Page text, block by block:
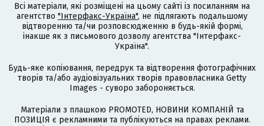
Всі матеріали, які розміщені на цьому сайті із посиланням на
агентство "Інтерфакс-Україна", не підлягають подальшому
відтворенню та/чи розповсюдженню в будь-якій формі,
інакше як з письмового дозволу агентства "Інтерфакс-
Україна".
Будь-яке копіювання, передрук та відтворення фотографічних
творів та/або аудіовізуальних творів правовласника Getty
Images - суворо забороняється.
Матеріали з плашкою PROMOTED, НОВИНИ КОМПАНІЙ та
ПОЗИЦІЯ є рекламними та публікуються на правах реклами.